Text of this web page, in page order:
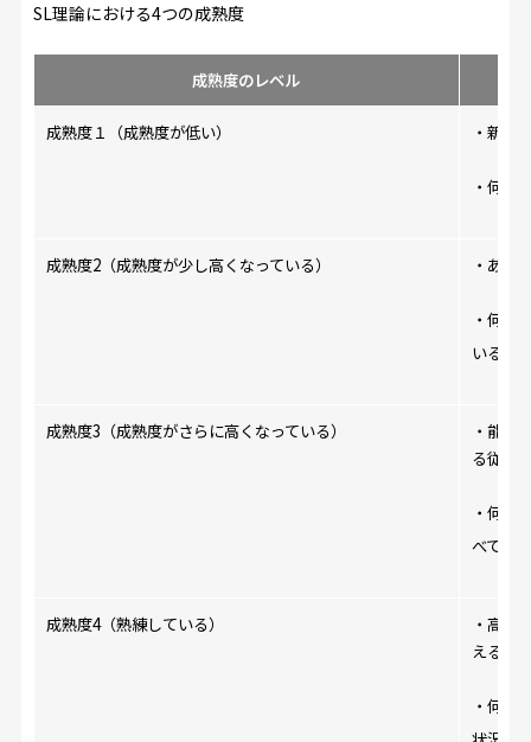
SL理論における4つの成熟度
成熟度のレベル
成熟度１（成熟度が低い） ・新入
・何を
成熟度2（成熟度が少し高くなっている） ・ある
・何を
いる状
成熟度3（成熟度がさらに高くなっている）
・能力
る従業
・何を
べてを1
成熟度4（熟練している）
・高い
える従
・何を